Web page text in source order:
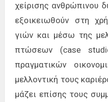
χεί­ρι­σης αν­θρώ­πι­νου
εξοι­κειω­θούν στη
γιών και μέσω της
πτώ­σε­ων (case
πραγ­μα­τι­κών
μελ­λο­ντι­κή τους
μά­ζει επί­σης τους